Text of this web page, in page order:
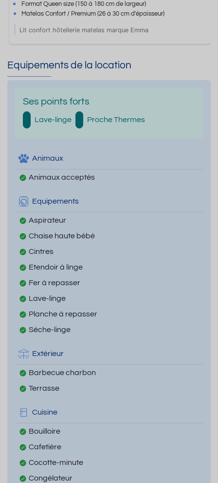
FormatQueen size (150 à 180 cm de largeur)
Matelas Confort / Premium(26 à 30 cm d'épaisseur)
Lit confort hôtellerie matelas marque Emma
Equipements de la location
Ses points forts
Lave-linge Proche Thermes
Animaux
Animaux acceptés
Equipements
Aspirateur
Chaise haute bébé
Cintres
Etendoir à linge
Fer à repasser
Lave-linge
Planche à repasser
Sèche-linge
Extérieur
Barbecue charbon
Terrasse
Cuisine
Bouilloire
Cafetière
Cocotte-minute
Congélateur